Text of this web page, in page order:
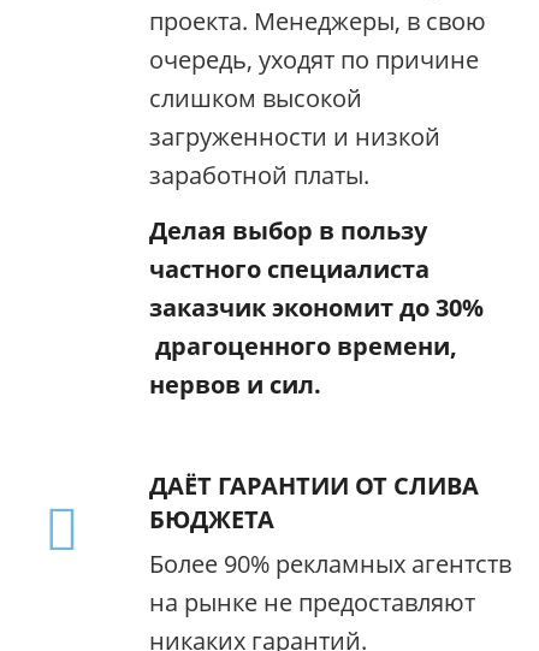
проекта. Менеджеры, в свою
очередь, уходят по причине
слишком высокой
загруженности и низкой
заработной платы.
Делая выбор в пользу
частного специалиста
заказчик экономит до 30%
драгоценного времени,
нервов и сил.
ДАЁТ ГАРАНТИИ ОТ СЛИВА
БЮДЖЕТА
Более 90% рекламных агентств
на рынке не предоставляют
никаких гарантий.